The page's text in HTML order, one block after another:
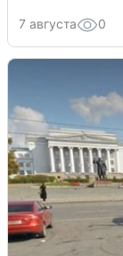
7 августа 0